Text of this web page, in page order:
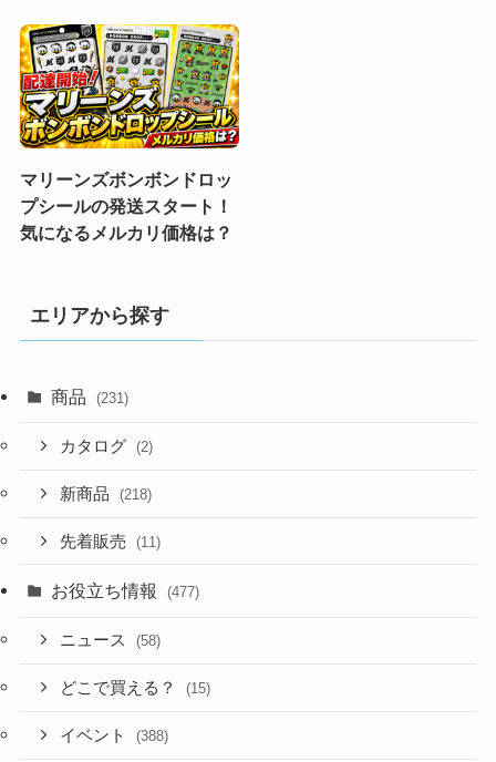
マリーンズボンボンドロッ
プシールの発送スタート！
気になるメルカリ価格は？
エリアから探す
商品 (231)
カタログ (2)
新商品 (218)
先着販売 (11)
お役立ち情報 (477)
ニュース (58)
どこで買える？ (15)
イベント (388)